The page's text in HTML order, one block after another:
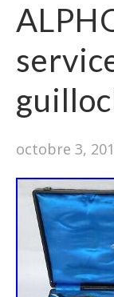
octobre 3,